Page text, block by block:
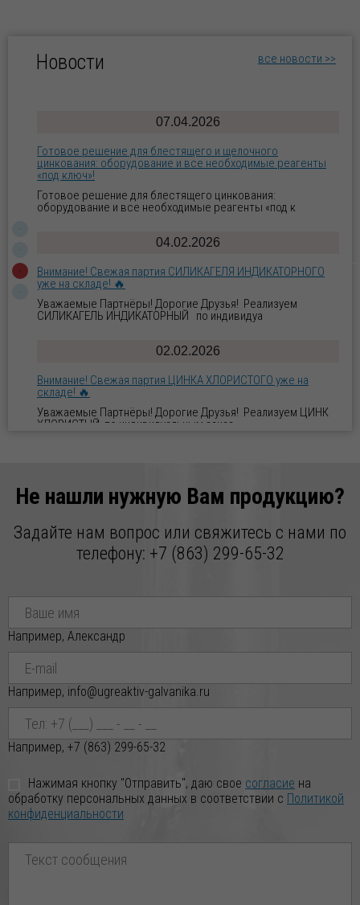
Новости все новости >>
установки! 🔥
07.04.2026
Готовое решение для блестящего и щелочного
цинкования: оборудование и все необходимые реагенты
«под ключ»!
Готовое решение для блестящего цинкования:
оборудование и все необходимые реагенты «под к
04.02.2026
Внимание! Свежая партия СИЛИКАГЕЛЯ ИНДИКАТОРНОГО
уже на складе! 🔥
Уважаемые Партнёры! Дорогие Друзья! Реализуем
СИЛИКАГЕЛЬ ИНДИКАТОРНЫЙ по индивидуа
02.02.2026
Внимание! Свежая партия ЦИНКА ХЛОРИСТОГО уже на
складе! 🔥
Уважаемые Партнёры! Дорогие Друзья! Реализуем ЦИНК
ХЛОРИСТЫЙ по индивидуальным заказ
Новое поступление ВОСКА ПЧЕЛИННОГО по отличной
цене!
ПЧЕЛИННЫЙ по индивидуальным заказ
Не нашли нужную Вам продукцию?
Задайте нам вопрос или свяжитесь с нами по
телефону: +7 (863) 299-65-32
Например, Александр
Например, info@ugreaktiv-galvanika.ru
Например, +7 (863) 299-65-32
Нажимая кнопку "Отправить", даю свое согласие на
обработку персональных данных в соответствии с Политикой
конфиденциальности